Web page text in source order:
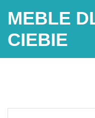
MEBLE
CIEBIE